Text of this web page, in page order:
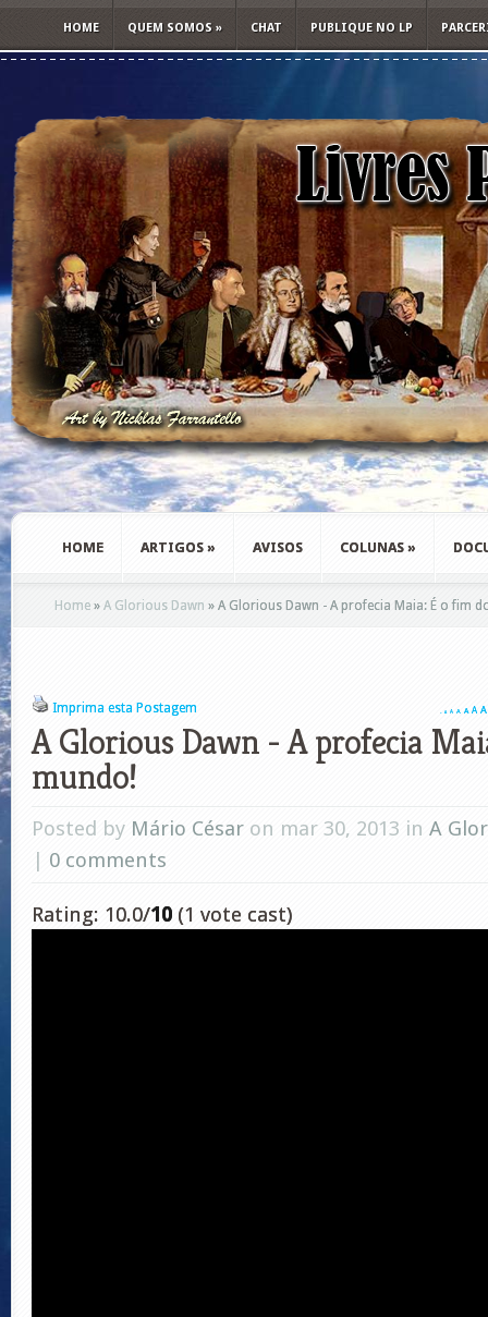
HOME QUEM SOMOS » CHAT PUBLIQUE NO LP
HOME ARTIGOS » AVISOS COLUNAS »
Home » A Glorious Dawn » A Glorious Dawn - A profecia Maia: É o fim
Imprima esta Postagem A A A A A A A
A Glorious Dawn - A profecia
mundo!
Posted by Mário César on mar 30, 2013 in A
| 0 comments
Rating: 10.0/10 (1 vote cast)